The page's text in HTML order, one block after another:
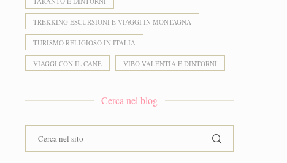
TREKKING ESCURSIONI E VIAGGI IN MONTAGNA
TURISMO RELIGIOSO IN ITALIA
VIAGGI CON IL CANE VIBO VALENTIA E DINTORNI
Cerca nel blog